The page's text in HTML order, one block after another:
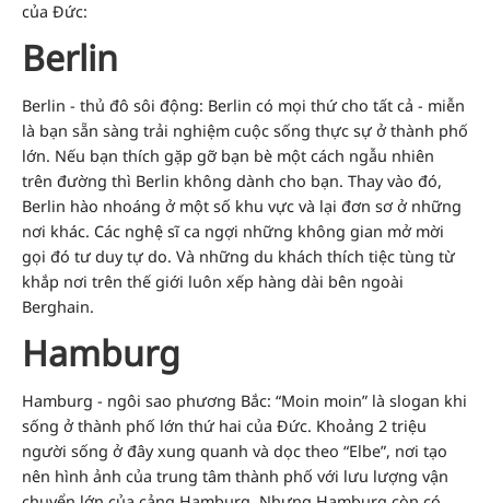
của Đức:
Berlin
Berlin - thủ đô sôi động: Berlin có mọi thứ cho tất cả - miễn
là bạn sẵn sàng trải nghiệm cuộc sống thực sự ở thành phố
lớn. Nếu bạn thích gặp gỡ bạn bè một cách ngẫu nhiên
trên đường thì Berlin không dành cho bạn. Thay vào đó,
Berlin hào nhoáng ở một số khu vực và lại đơn sơ ở những
nơi khác. Các nghệ sĩ ca ngợi những không gian mở mời
gọi đó tư duy tự do. Và những du khách thích tiệc tùng từ
khắp nơi trên thế giới luôn xếp hàng dài bên ngoài
Berghain.
Hamburg
Hamburg - ngôi sao phương Bắc: “Moin moin” là slogan khi
sống ở thành phố lớn thứ hai của Đức. Khoảng 2 triệu
người sống ở đây xung quanh và dọc theo “Elbe”, nơi tạo
nên hình ảnh của trung tâm thành phố với lưu lượng vận